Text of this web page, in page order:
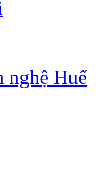
nghệ Huế